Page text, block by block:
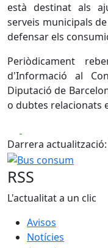
està destinat als
serveis municipals
defensar els
Periòdicament
d'Informació al
Diputació de
o dubtes relacionats
Darrera
Bus consum
RSS
L'actualitat a un clic
Avisos
Notícies